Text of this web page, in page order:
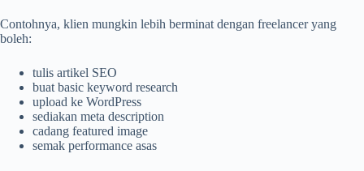
Contohnya, klien mungkin lebih berminat dengan freelancer yang
boleh:
tulis artikel SEO
buat basic keyword research
upload ke WordPress
sediakan meta description
cadang featured image
semak performance asas